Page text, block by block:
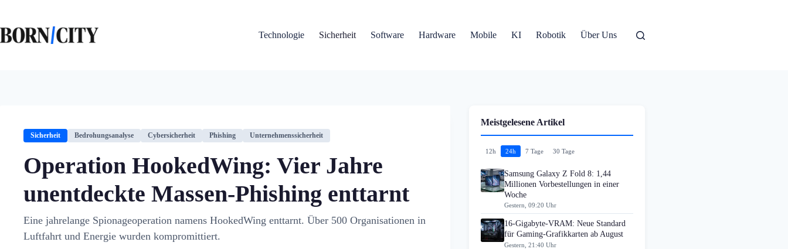
springen
Technologie
Sicherheit Software Hardware Mobile KI Robotik Über Uns
Sicherheit Bedrohungsanalyse Cybersicherheit Phishing Unternehmenssicherheit
Operation HookedWing: Vier Jahre
unentdeckte Massen-Phishing enttarnt
Eine jahrelange Spionageoperation namens HookedWing enttarnt. Über 500 Organisationen in
Luftfahrt und Energie wurden kompromittiert.
Meistgelesene Artikel
12h 24h 7 Tage 30 Tage
Samsung Galaxy Z Fold 8: 1,44
Millionen Vorbestellungen in einer
Woche
Gestern, 09:20 Uhr
16-Gigabyte-VRAM: Neue Standard
für Gaming-Grafikkarten ab August
Gestern, 21:40 Uhr